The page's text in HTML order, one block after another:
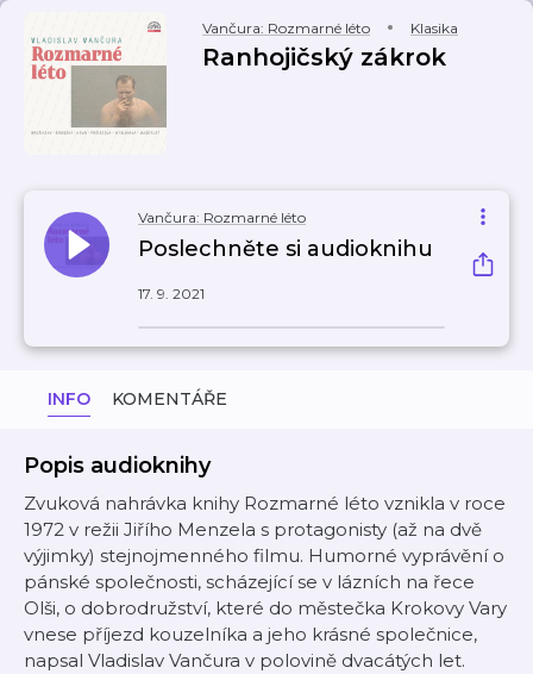
Vančura: Rozmarné léto Klasika
Ranhojičský zákrok
Vančura: Rozmarné léto
Poslechněte si audioknihu
17. 9. 2021
INFO KOMENTÁŘE
Popis audioknihy
Zvuková nahrávka knihy Rozmarné léto vznikla v roce
1972 v režii Jiřího Menzela s protagonisty (až na dvě
výjimky) stejnojmenného filmu. Humorné vyprávění o
pánské společnosti, scházející se v lázních na řece
Olši, o dobrodružství, které do městečka Krokovy Vary
vnese příjezd kouzelníka a jeho krásné společnice,
napsal Vladislav Vančura v polovině dvacátých let.